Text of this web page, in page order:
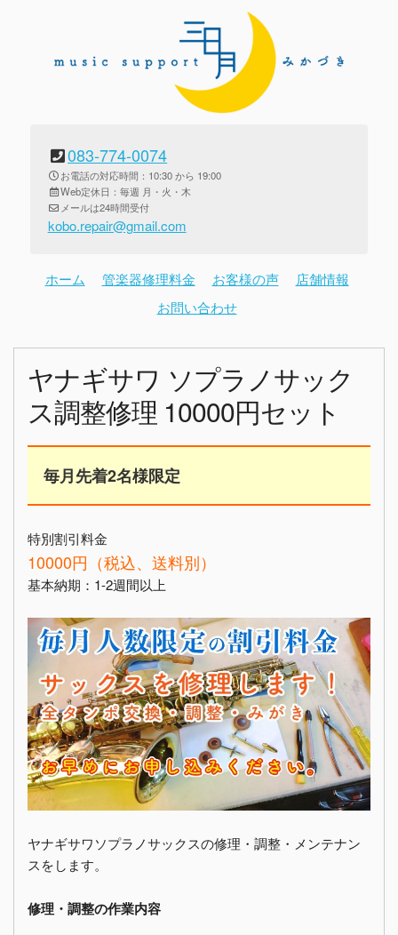
083-774-0074
お電話の対応時間：10:30 から 19:00
Web定休日：毎週 月・火・木
メールは24時間受付
kobo.repair@gmail.com
ホーム 管楽器修理料金 お客様の声
店舗情報
お問い合わせ
ヤナギサワ ソプラノサック
ス調整修理 10000円セット
毎月先着2名様限定
特別割引料金
10000円（税込、送料別）
基本納期：1-2週間以上
ヤナギサワソプラノサックスの修理・調整・メンテナン
スをします。
修理・調整の作業内容